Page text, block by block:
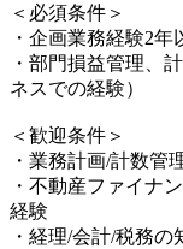
＜必須条件＞
・企画業務経験2年
・部門損益管理、
ネスでの経験）
＜歓迎条件＞
・業務計画/計数管
・不動産ファイナ
経験
・経理/会計/税務の